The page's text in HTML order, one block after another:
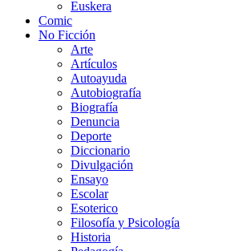
Euskera
Comic
No Ficción
Arte
Artículos
Autoayuda
Autobiografía
Biografía
Denuncia
Deporte
Diccionario
Divulgación
Ensayo
Escolar
Esoterico
Filosofía y Psicología
Historia